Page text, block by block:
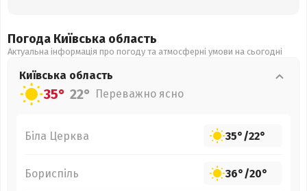
Погода Київська область
Актуальна інформація про погоду та атмосферні умови на сьогодні
Київська область
35° 22° Переважно ясно
Біла Церква 35°/22°
Бориспіль 36°/20°